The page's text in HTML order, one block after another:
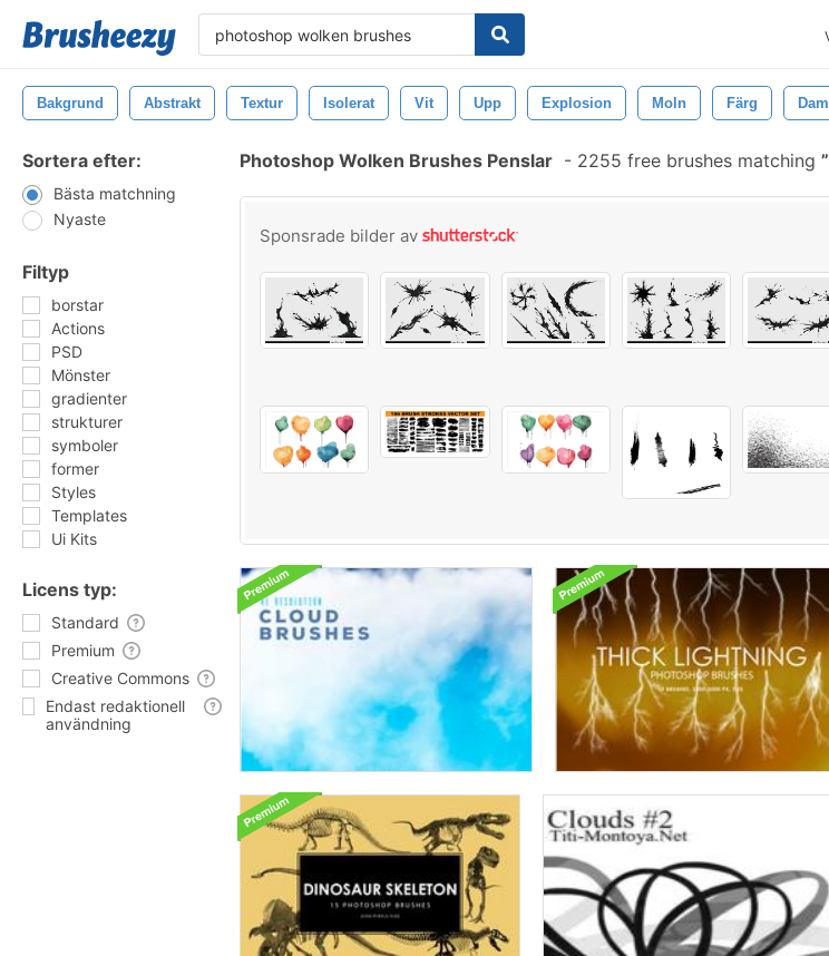
Bakgrund Abstrakt Textur Isolerat Vit Upp Explosion Moln Färg
Sortera efter:
Bästa matchning
Nyaste
Filtyp
borstar
Actions
PSD
Mönster
gradienter
strukturer
symboler
former
Styles
Templates
Ui Kits
Licens typ:
Standard
Premium
Creative Commons
Endast redaktionell
användning
Photoshop Wolken Brushes Penslar - 2255 free brushes matching
Sponsrade bilder av